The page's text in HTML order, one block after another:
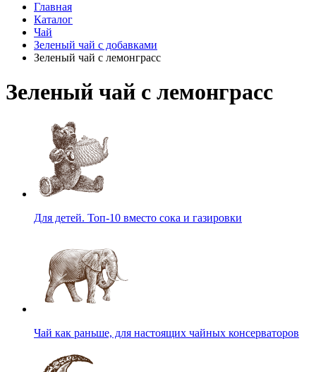
Главная
Каталог
Чай
Зеленый чай с добавками
Зеленый чай с лемонграсс
Зеленый чай с лемонграсс
Для детей. Топ-10 вместо сока и газировки
Чай как раньше, для настоящих чайных консерваторов